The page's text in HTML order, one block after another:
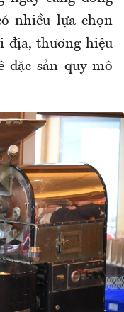
nhiều lựa chọn
địa, thương hiệu
đặc sản quy mô